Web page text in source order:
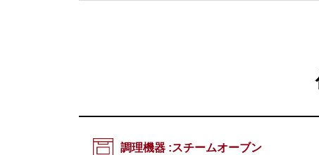
調理機器 :スチームオーブン